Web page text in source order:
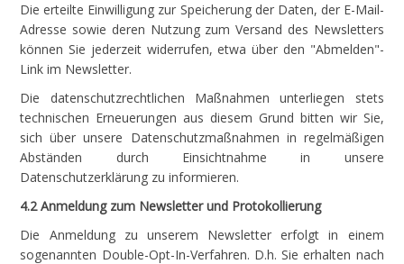
Die erteilte Einwilligung zur Speicherung der Daten, der E-Mail-
Adresse sowie deren Nutzung zum Versand des Newsletters
können Sie jederzeit widerrufen, etwa über den "Abmelden"-
Link im Newsletter.
Die datenschutzrechtlichen Maßnahmen unterliegen stets
technischen Erneuerungen aus diesem Grund bitten wir Sie,
sich über unsere Datenschutzmaßnahmen in regelmäßigen
Abständen durch Einsichtnahme in unsere
Datenschutzerklärung zu informieren.
4.2 Anmeldung zum Newsletter und Protokollierung
Die Anmeldung zu unserem Newsletter erfolgt in einem
sogenannten Double-Opt-In-Verfahren. D.h. Sie erhalten nach